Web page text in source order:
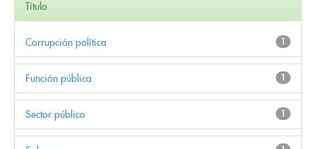
Título
1
Corrupción política
1
Función pública
1
Sector público